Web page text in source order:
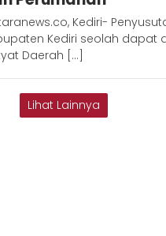
Kediri-
Kediri seolah dapat
Daerah […]
Lihat Lainnya